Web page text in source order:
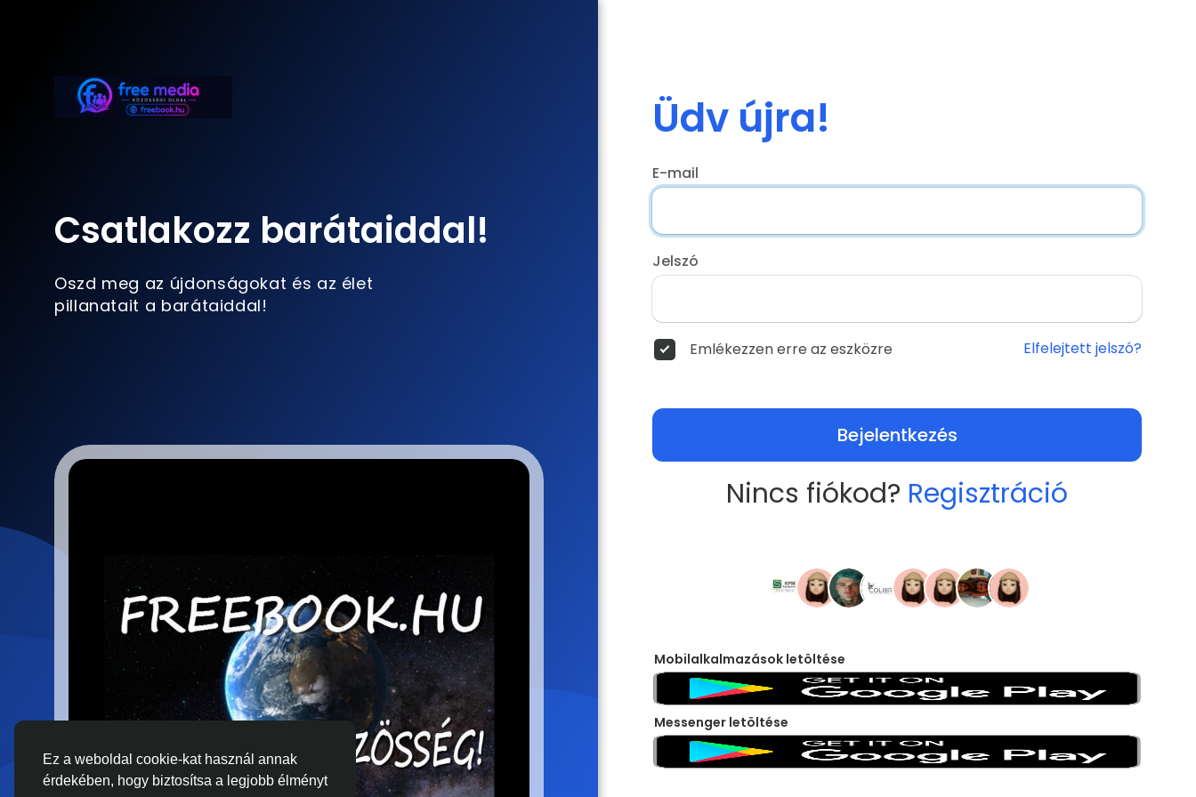
Ez a weboldal cookie-kat használ annak
érdekében, hogy biztosítsa a legjobb élményt
Csatlakozz barátaiddal!
Oszd meg az újdonságokat és az élet
pillanatait a barátaiddal!
Üdv újra!
E-mail
Jelszó
Emlékezzen erre az eszközre Elfelejtett jelszó?
Bejelentkezés
Nincs fiókod? Regisztráció
Mobilalkalmazások letöltése
Messenger letöltése